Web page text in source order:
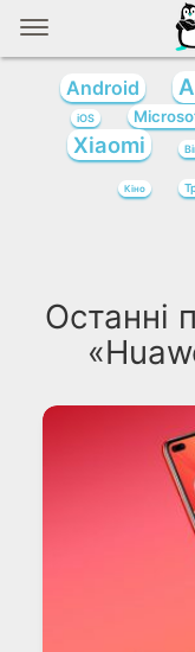
Android
iOS
Xiaomi
Кіно
Останні